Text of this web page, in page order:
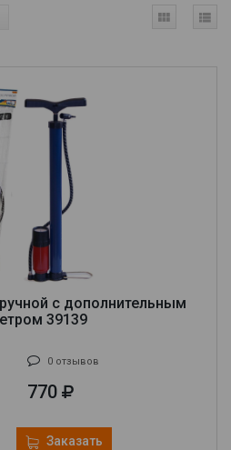
ручной с дополнительным
39139
0 отзывов
770
Заказать